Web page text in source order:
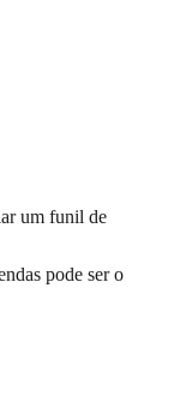
um funil de
pode ser o